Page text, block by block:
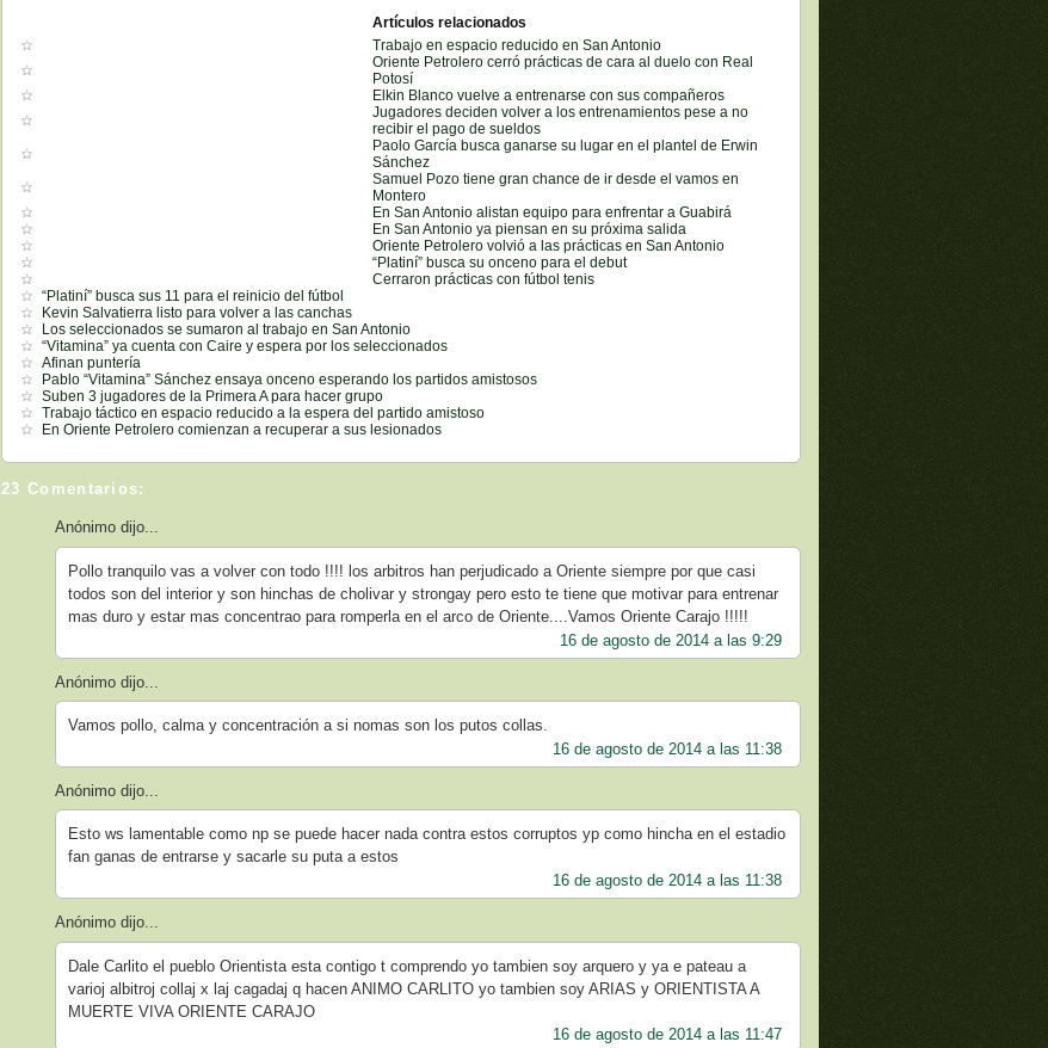
Artículos relacionados
Trabajo en espacio reducido en San Antonio
Oriente Petrolero cerró prácticas de cara al duelo con Real
Potosí
Elkin Blanco vuelve a entrenarse con sus compañeros
Jugadores deciden volver a los entrenamientos pese a no
recibir el pago de sueldos
Paolo García busca ganarse su lugar en el plantel de Erwin
Sánchez
Samuel Pozo tiene gran chance de ir desde el vamos en
Montero
En San Antonio alistan equipo para enfrentar a Guabirá
En San Antonio ya piensan en su próxima salida
Oriente Petrolero volvió a las prácticas en San Antonio
“Platiní” busca su onceno para el debut
Cerraron prácticas con fútbol tenis
“Platiní” busca sus 11 para el reinicio del fútbol
Kevin Salvatierra listo para volver a las canchas
Los seleccionados se sumaron al trabajo en San Antonio
“Vitamina” ya cuenta con Caire y espera por los seleccionados
Afinan puntería
Pablo “Vitamina” Sánchez ensaya onceno esperando los partidos amistosos
Suben 3 jugadores de la Primera A para hacer grupo
Trabajo táctico en espacio reducido a la espera del partido amistoso
En Oriente Petrolero comienzan a recuperar a sus lesionados
23 Comentarios:
Anónimo dijo...
Pollo tranquilo vas a volver con todo !!!! los arbitros han perjudicado a Oriente siempre por que casi
todos son del interior y son hinchas de cholivar y strongay pero esto te tiene que motivar para entrenar
mas duro y estar mas concentrao para romperla en el arco de Oriente....Vamos Oriente Carajo !!!!!
16 de agosto de 2014 a las 9:29
Anónimo dijo...
Vamos pollo, calma y concentración a si nomas son los putos collas.
16 de agosto de 2014 a las 11:38
Anónimo dijo...
Esto ws lamentable como np se puede hacer nada contra estos corruptos yp como hincha en el estadio
fan ganas de entrarse y sacarle su puta a estos
16 de agosto de 2014 a las 11:38
Anónimo dijo...
Dale Carlito el pueblo Orientista esta contigo t comprendo yo tambien soy arquero y ya e pateau a
varioj albitroj collaj x laj cagadaj q hacen ANIMO CARLITO yo tambien soy ARIAS y ORIENTISTA A
MUERTE VIVA ORIENTE CARAJO
16 de agosto de 2014 a las 11:47